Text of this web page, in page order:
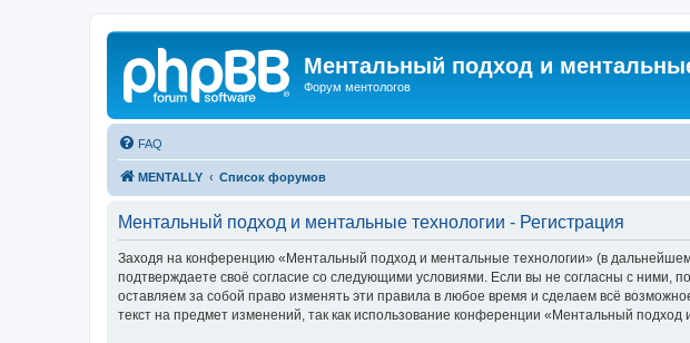
Ментальный подход и
Форум ментологов
FAQ
MENTALLY Список форумов
Ментальный подход и ментальные технологии - Регистрация
Заходя на конференцию «Ментальный подход и ментальные технологии» (в
подтверждаете своё согласие со следующими условиями. Если вы не согласны с
оставляем за собой право изменять эти правила в любое время и сделаем всё
текст на предмет изменений, так как использование конференции «Ментальный